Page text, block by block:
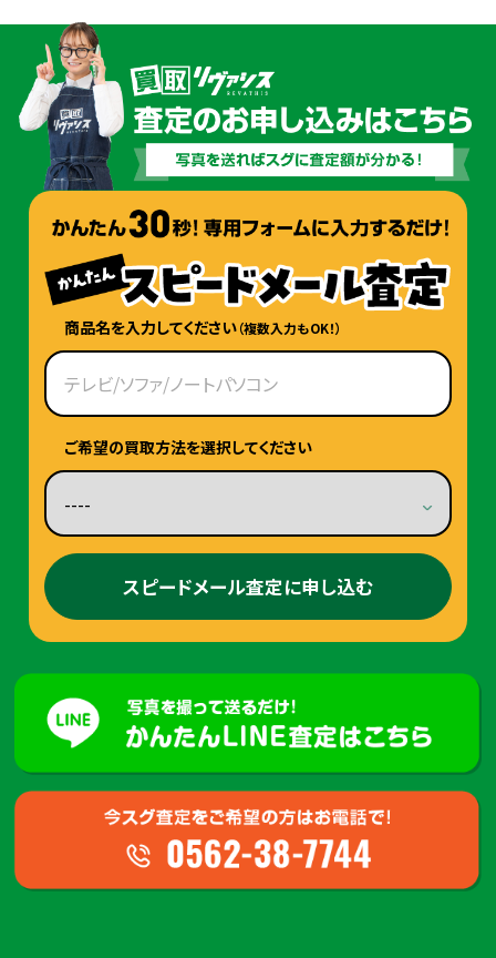
商品名を入力してください（複数入力もOK！）
ご希望の買取方法を選択してください